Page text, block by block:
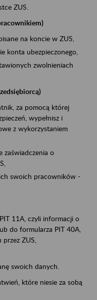
ZUS.
na koncie w ZUS,
konta ubezpieczonego,
zwolnieniach
za pomocą której
wypełnisz i
z wykorzystaniem
zaświadczenia o
swoich pracowników -
11A, czyli informacji o
do formularza PIT 40A,
ZUS,
swoich danych.
które niesie za sobą